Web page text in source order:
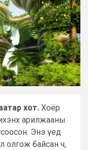
хот. Хоёр
арилжааны
Энэ үед
олгож байсан ч,